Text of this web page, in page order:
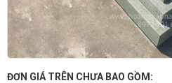
ĐƠN GIÁ TRÊN CHƯA BAO GỒM: